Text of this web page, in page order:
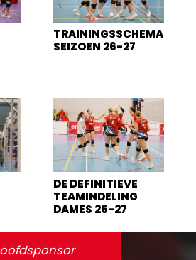
TRAININGSSCHEMA
SEIZOEN 26-27
DE DEFINITIEVE
TEAMINDELING
DAMES 26-27